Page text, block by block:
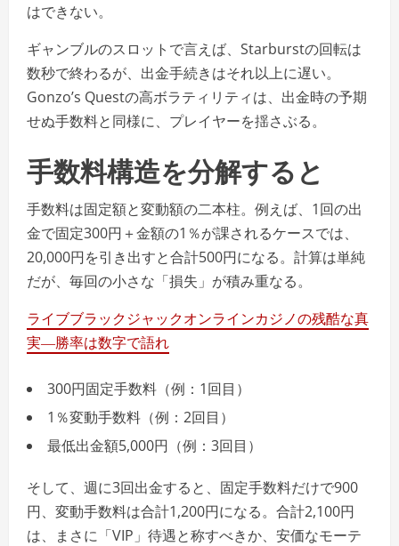
はできない。
ギャンブルのスロットで言えば、Starburstの回転は
数秒で終わるが、出金手続きはそれ以上に遅い。
Gonzo’s Questの高ボラティリティは、出金時の予期
せぬ手数料と同様に、プレイヤーを揺さぶる。
手数料構造を分解すると
手数料は固定額と変動額の二本柱。例えば、1回の出
金で固定300円＋金額の1％が課されるケースでは、
20,000円を引き出すと合計500円になる。計算は単純
だが、毎回の小さな「損失」が積み重なる。
ライブブラックジャックオンラインカジノの残酷な真
実―勝率は数字で語れ
300円固定手数料（例：1回目）
1％変動手数料（例：2回目）
最低出金額5,000円（例：3回目）
そして、週に3回出金すると、固定手数料だけで900
円、変動手数料は合計1,200円になる。合計2,100円
は、まさに「VIP」待遇と称すべきか、安価なモーテ